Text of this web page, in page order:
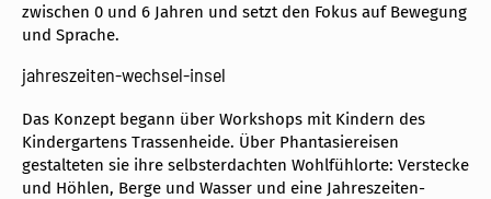
zwischen 0 und 6 Jahren und setzt den Fokus auf Bewegung
und Sprache.
jahreszeiten-wechsel-insel
Das Konzept begann über Workshops mit Kindern des
Kindergartens Trassenheide. Über Phantasiereisen
gestalteten sie ihre selbsterdachten Wohlfühlorte: Verstecke
und Höhlen, Berge und Wasser und eine Jahreszeiten-